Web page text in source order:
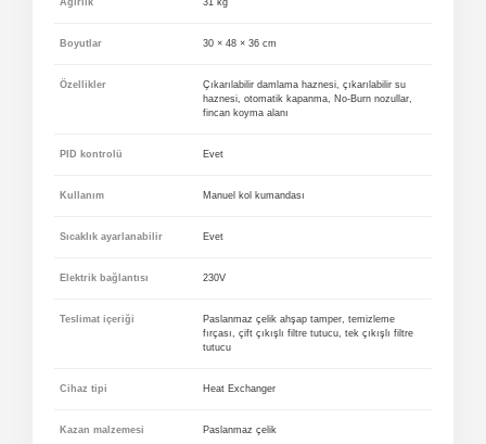
Boyutlar 30 × 48 × 36 cm
Özellikler
Çıkarılabilir damlama haznesi, çıkarılabilir su
haznesi, otomatik kapanma, No-Burn nozullar,
fincan koyma alanı
PID kontrolü Evet
Kullanım Manuel kol kumandası
Sıcaklık ayarlanabilir Evet
Elektrik bağlantısı 230V
Teslimat içeriği
Paslanmaz çelik ahşap tamper, temizleme
fırçası, çift çıkışlı filtre tutucu, tek çıkışlı filtre
tutucu
Cihaz tipi Heat Exchanger
Kazan malzemesi Paslanmaz çelik